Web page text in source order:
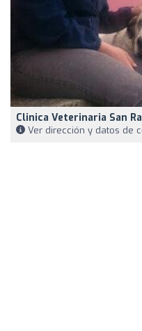
Clinica Veterinaria San
Ver dirección y datos de